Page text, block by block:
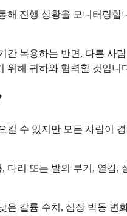
해 진행 상황을 모니터링
복용하는 반면, 다른 사
위해 귀하와 협력할 것입니
킬 수 있지만 모든 사람이
다리 또는 발의 부기, 열
은 칼륨 수치, 심장 박동